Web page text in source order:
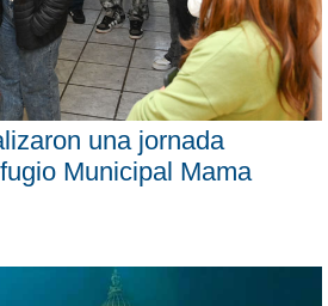
una jornada
Municipal Mama